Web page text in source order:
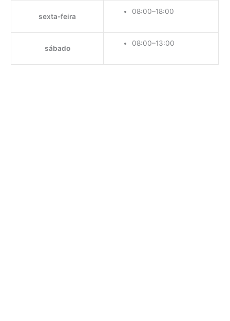
sexta-feira
08:00–18:00
sábado
08:00–13:00